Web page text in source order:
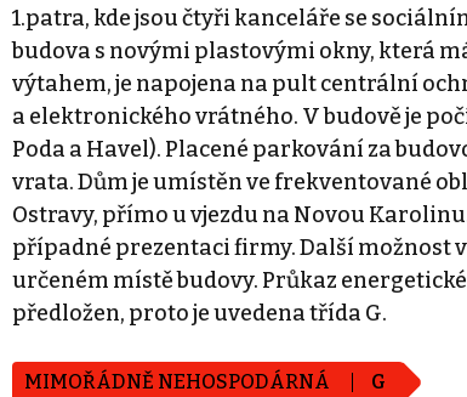
1.patra, kde jsou čtyři kanceláře se
budova s novými plastovými okny, která
výtahem, je napojena na pult centrální
a elektronického vrátného. V budově je
Poda a Havel). Placené parkování za
vrata. Dům je umístěn ve frekventované
Ostravy, přímo u vjezdu na Novou
případné prezentaci firmy. Další možnost
určeném místě budovy. Průkaz
předložen, proto je uvedena třída G.
MIMOŘÁDNĚ NEHOSPODÁRNÁ G